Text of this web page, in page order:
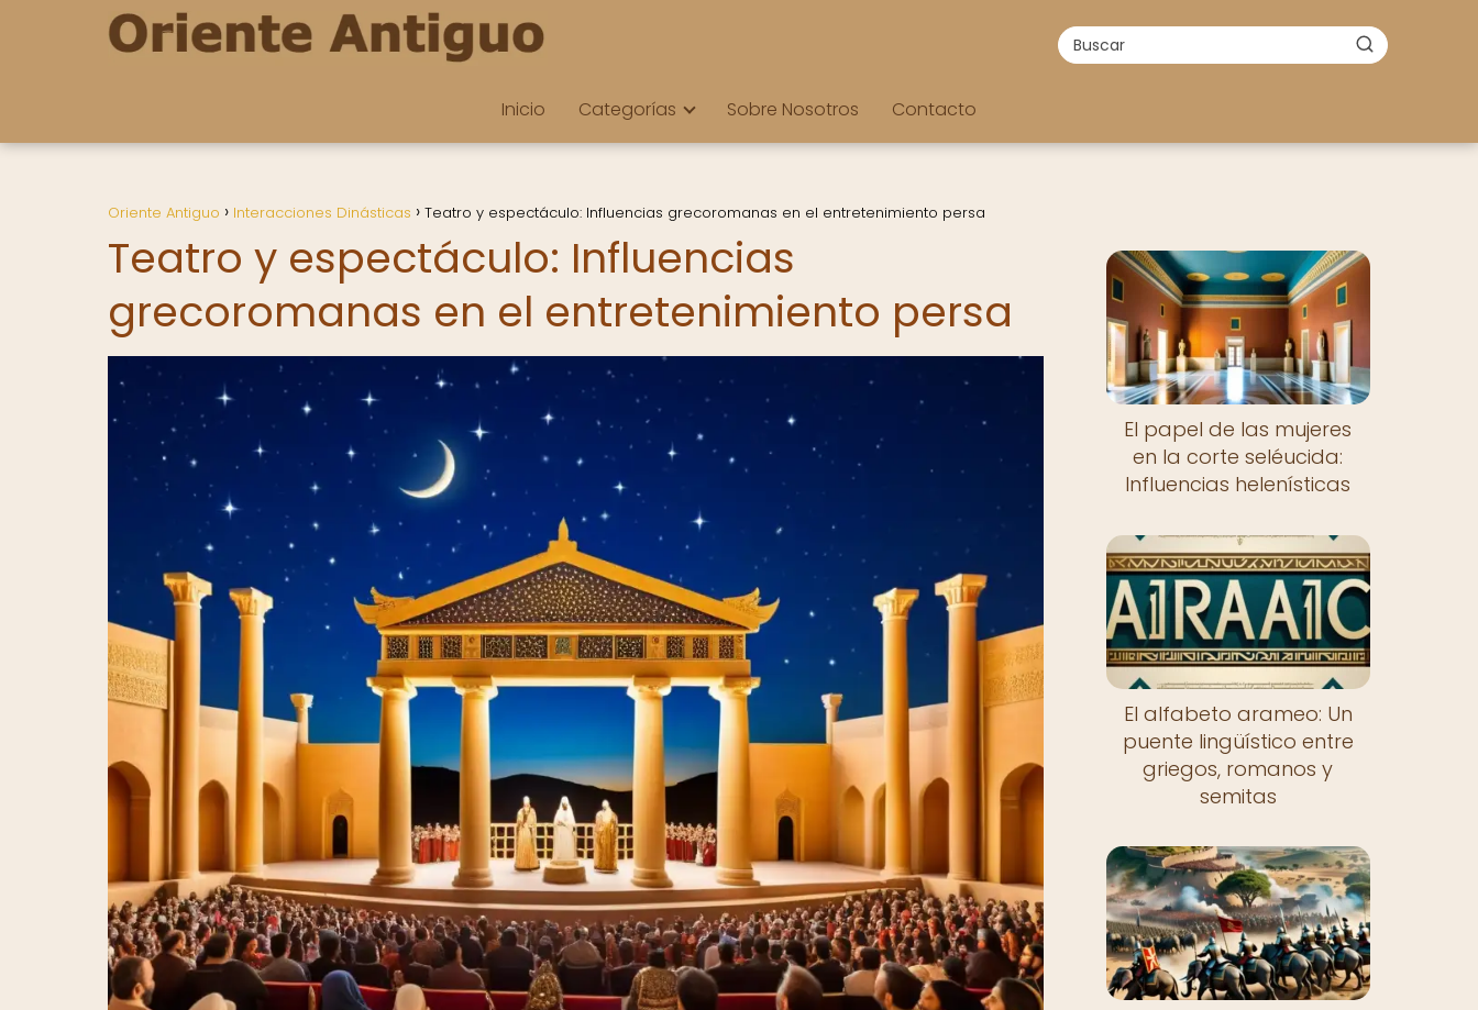
Inicio Categorías Sobre Nosotros Contacto
Oriente Antiguo Interacciones Dinásticas Teatro y espectáculo: Influencias grecoromanas en el entretenimiento persa
Teatro y espectáculo: Influencias
grecoromanas en el entretenimiento persa
El papel de las mujeres
en la corte seléucida:
Influencias helenísticas
El alfabeto arameo: Un
puente lingüístico entre
griegos, romanos y
semitas